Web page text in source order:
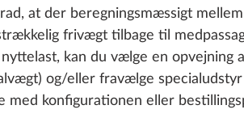
Cor
SERIE
at der beregningsmæssigt
frivægt tilbage til
kan du vælge en opvejning
og/eller fravælge
med konfigurationen eller